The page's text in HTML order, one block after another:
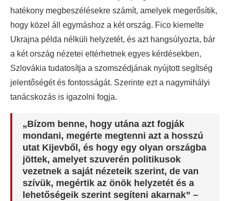
hatékony megbeszélésekre számít, amelyek megerősítik,
hogy közel áll egymáshoz a két ország. Fico kiemelte
Ukrajna példa nélküli helyzetét, és azt hangsúlyozta, bár
a két ország nézetei eltérhetnek egyes kérdésekben,
Szlovákia tudatosítja a szomszédjának nyújtott segítség
jelentőségét és fontosságát. Szerinte ezt a nagymihályi
tanácskozás is igazolni fogja.
„Bízom benne, hogy utána azt fogják
mondani, megérte megtenni azt a hosszú
utat Kijevből, és hogy egy olyan országba
jöttek, amelyet szuverén politikusok
vezetnek a saját nézeteik szerint, de van
szívük, megértik az önök helyzetét és a
lehetőségeik szerint segíteni akarnak” –